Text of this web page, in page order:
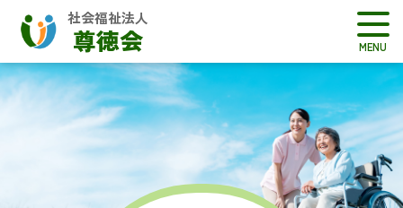
社会福祉法人
尊徳会